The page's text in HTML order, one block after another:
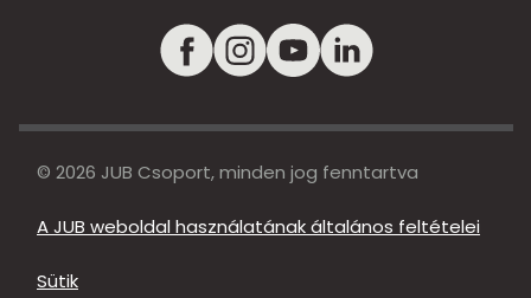
© 2026 JUB Csoport, minden jog fenntartva
A JUB weboldal használatának általános feltételei
Sütik